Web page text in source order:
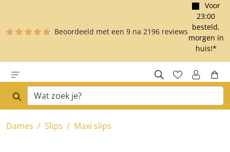
Beoordeeld met een 9 na 2196 reviews
Voor
23:00
besteld,
morgen in
huis!*
Dames Slips Maxi slips